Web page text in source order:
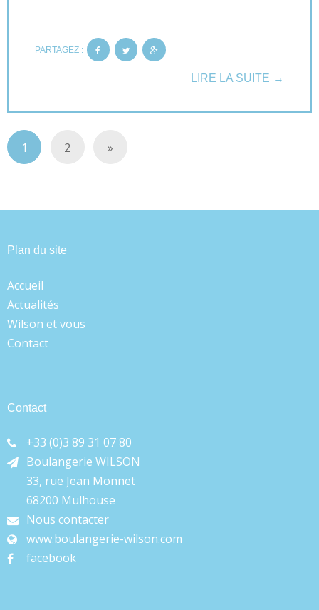
PARTAGEZ :
LIRE LA SUITE →
1 2 »
Plan du site
Accueil
Actualités
Wilson et vous
Contact
Contact
+33 (0)3 89 31 07 80
Boulangerie WILSON
33, rue Jean Monnet
68200 Mulhouse
Nous contacter
www.boulangerie-wilson.com
facebook